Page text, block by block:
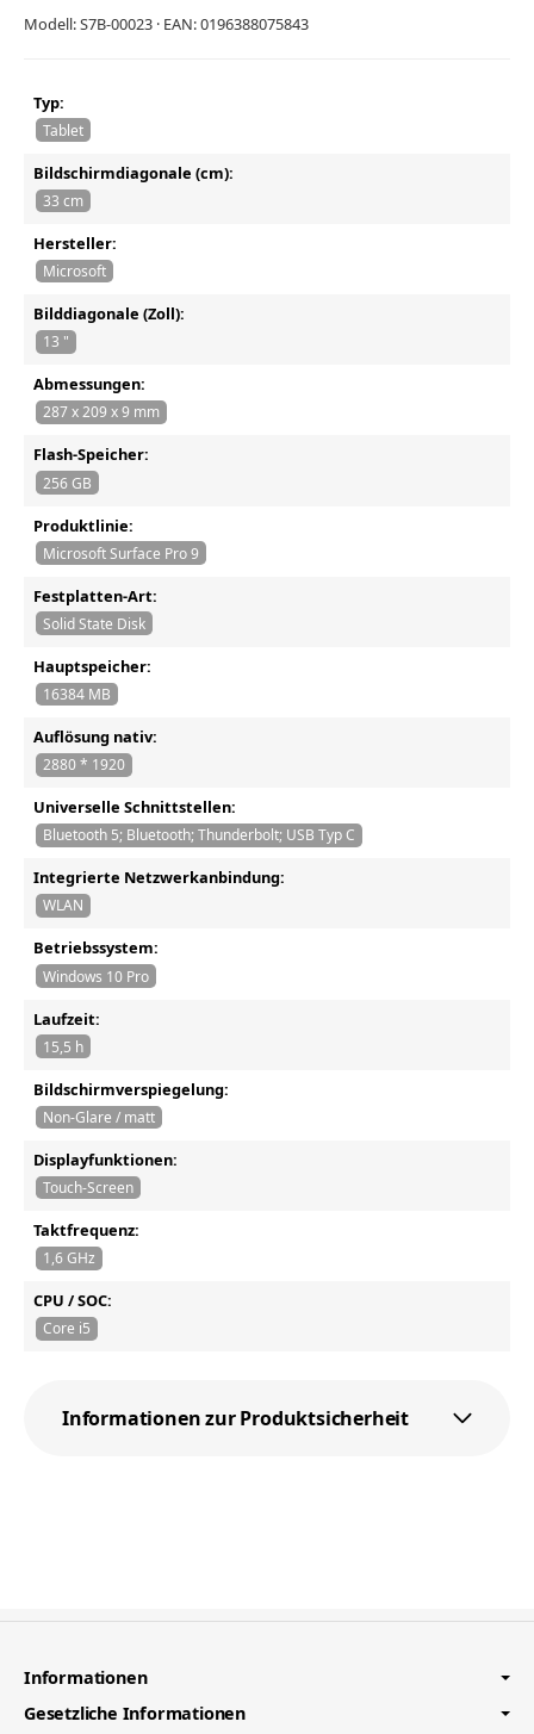
Modell: S7B-00023 · EAN: 0196388075843
Typ:
Tablet
Bildschirmdiagonale (cm):
33 cm
Hersteller:
Microsoft
Bilddiagonale (Zoll):
13 "
Abmessungen:
287 x 209 x 9 mm
Flash-Speicher:
256 GB
Produktlinie:
Microsoft Surface Pro 9
Festplatten-Art:
Solid State Disk
Hauptspeicher:
16384 MB
Auflösung nativ:
2880 * 1920
Universelle Schnittstellen:
Bluetooth 5; Bluetooth; Thunderbolt; USB Typ C
Integrierte Netzwerkanbindung:
WLAN
Betriebssystem:
Windows 10 Pro
Laufzeit:
15,5 h
Bildschirmverspiegelung:
Non-Glare / matt
Displayfunktionen:
Touch-Screen
Taktfrequenz:
1,6 GHz
CPU / SOC:
Core i5
Informationen zur Produktsicherheit
Informationen
Gesetzliche Informationen